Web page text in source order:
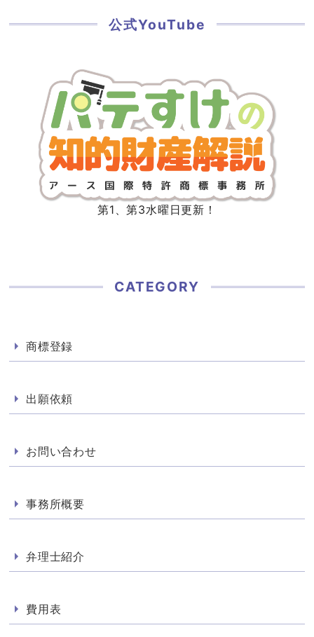
公式YouTube
第1、第3水曜日更新！
CATEGORY
商標登録
出願依頼
お問い合わせ
事務所概要
弁理士紹介
費用表